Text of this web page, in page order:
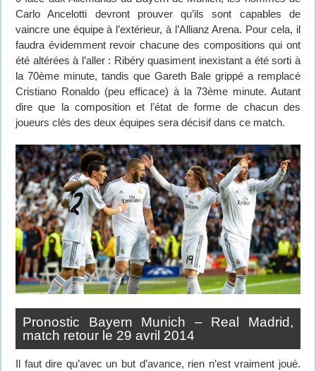
Carlo Ancelotti devront prouver qu’ils sont capables de
vaincre une équipe à l’extérieur, à l’Allianz Arena. Pour cela, il
faudra évidemment revoir chacune des compositions qui ont
été altérées à l’aller : Ribéry quasiment inexistant a été sorti à
la 70ème minute, tandis que Gareth Bale grippé a remplacé
Cristiano Ronaldo (peu efficace) à la 73ème minute. Autant
dire que la composition et l’état de forme de chacun des
joueurs clés des deux équipes sera décisif dans ce match.
Pronostic Bayern Munich – Real Madrid,
match retour le 29 avril 2014
Il faut dire qu’avec un but d’avance, rien n’est vraiment joué.